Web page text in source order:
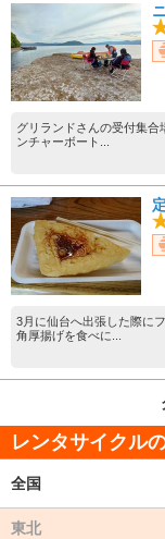
グリランドさんの受付集
ンチャーボート...
3月に仙台へ出張した際に
角厚揚げを食べに...
レンタサイクル
全国
東北